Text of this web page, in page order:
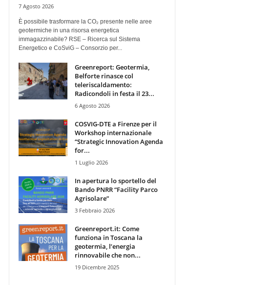
7 Agosto 2026
È possibile trasformare la CO₂ presente nelle aree
geotermiche in una risorsa energetica
immagazzinabile? RSE – Ricerca sul Sistema
Energetico e CoSviG – Consorzio per...
Greenreport: Geotermia,
Belforte rinasce col
teleriscaldamento:
Radicondoli in festa il 23...
6 Agosto 2026
COSVIG-DTE a Firenze per il
Workshop internazionale
“Strategic Innovation Agenda
for...
1 Luglio 2026
In apertura lo sportello del
Bando PNRR “Facility Parco
Agrisolare”
3 Febbraio 2026
Greenreport.it: Come
funziona in Toscana la
geotermia, l’energia
rinnovabile che non...
19 Dicembre 2025